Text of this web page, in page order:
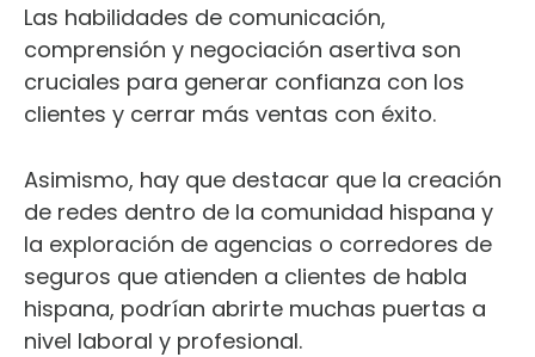
Las habilidades de comunicación,
comprensión y negociación asertiva son
cruciales para generar confianza con los
clientes y cerrar más ventas con éxito.
Asimismo, hay que destacar que la creación
de redes dentro de la comunidad hispana y
la exploración de agencias o corredores de
seguros que atienden a clientes de habla
hispana, podrían abrirte muchas puertas a
nivel laboral y profesional.